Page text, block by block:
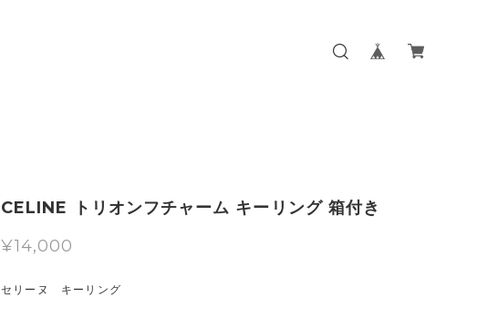
CELINE トリオンフチャーム キーリング 箱付き
¥14,000
セリーヌ キーリング